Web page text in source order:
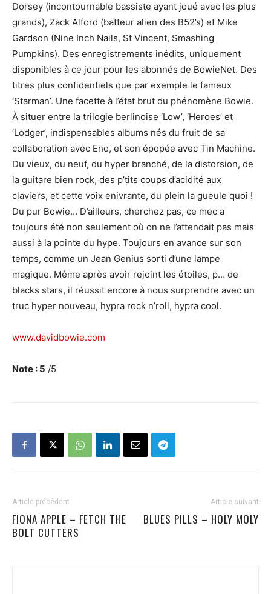
Dorsey (incontournable bassiste ayant joué avec les plus
grands), Zack Alford (batteur alien des B52’s) et Mike
Gardson (Nine Inch Nails, St Vincent, Smashing
Pumpkins). Des enregistrements inédits, uniquement
disponibles à ce jour pour les abonnés de BowieNet. Des
titres plus confidentiels que par exemple le fameux
‘Starman’. Une facette à l’état brut du phénomène Bowie.
À situer entre la trilogie berlinoise ‘Low’, ‘Heroes’ et
‘Lodger’, indispensables albums nés du fruit de sa
collaboration avec Eno, et son épopée avec Tin Machine.
Du vieux, du neuf, du hyper branché, de la distorsion, de
la guitare bien rock, des p’tits coups d’acidité aux
claviers, et cette voix enivrante, du plein la gueule quoi !
Du pur Bowie… D’ailleurs, cherchez pas, ce mec a
toujours été non seulement où on ne l’attendait pas mais
aussi à la pointe du hype. Toujours en avance sur son
temps, comme un Jean Genius sorti d’une lampe
magique. Même après avoir rejoint les étoiles, p… de
blacks stars, il réussit encore à nous surprendre avec un
truc hyper nouveau, hypra rock n’roll, hypra cool.
www.davidbowie.com
Note : 5 /5
Article précédent
FIONA APPLE – FETCH THE
BOLT CUTTERS
Article suivant
BLUES PILLS – HOLY MOLY